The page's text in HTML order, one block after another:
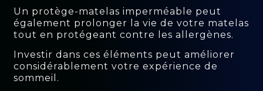
Un protège-matelas imperméable peut
également prolonger la vie de votre matelas
tout en protégeant contre les allergènes.
Investir dans ces éléments peut améliorer
considérablement votre expérience de
sommeil.